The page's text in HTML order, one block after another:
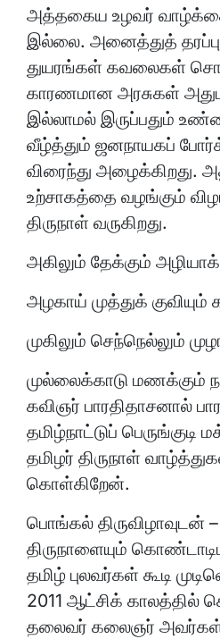
அத்தகைய உழவர்
இல்லை. அனைத்துத்
துயரங்கள் கவலைகள்
காரணமான அரசுகள்
இல்லாமல் இருப்பதும்
வீழ்த்தும் ஜனநாயகப்
விரைந்து அழைக்கிறது.
உற்சாகத்தை வழங்கும்
திருநாள் வருகிறது.
அகிலும் தேக்கும்
அழகாய் முத்துக்
முகிலும் செந்நெல்லும்
முல்லைக்காடு மணக்கும்
கவிஞர் பாரதிதாசனால்
தமிழ்நாட்டுப்
தமிழர் திருநாள்
கொள்கிறேன்.
பொங்கல் திருவிழாவுடன்
திருநாளையும்
தமிழ் புலவர்கள் கூடி
2011 ஆட்சிக் காலத்தில்
தலைவர் கலைஞர்